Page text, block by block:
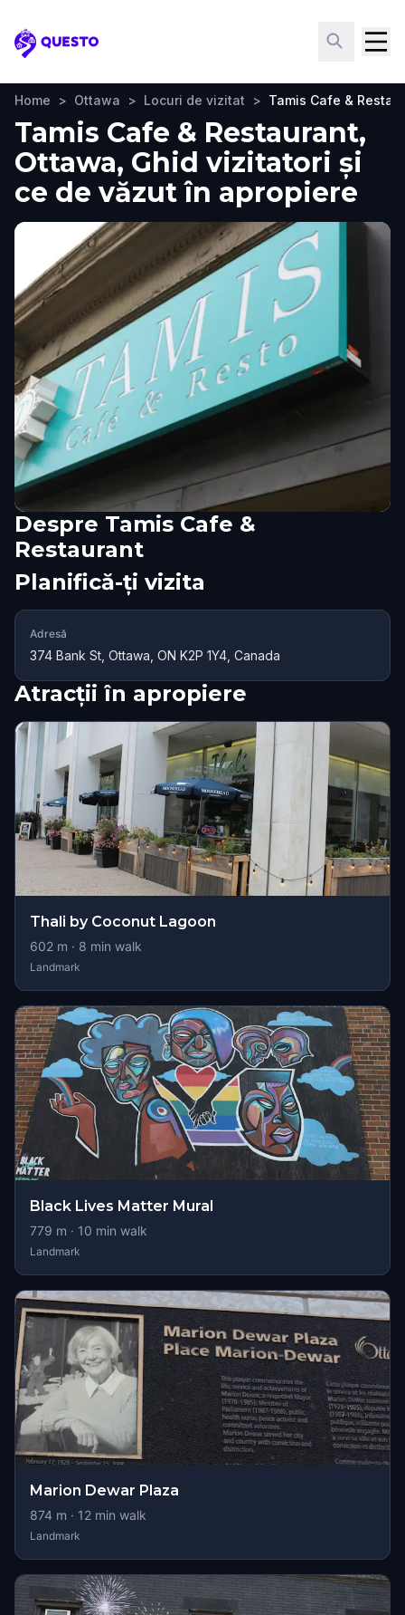
Questo
Home > Ottawa > Locuri de vizitat > Tamis Cafe &
Tamis Cafe & Restaurant,
Ottawa, Ghid vizitatori și
ce de văzut în apropiere
Despre Tamis Cafe &
Restaurant
Planifică-ți vizita
Adresă
374 Bank St, Ottawa, ON K2P 1Y4, Canada
Atracții în apropiere
Thali by Coconut Lagoon
602 m · 8 min walk
Landmark
Black Lives Matter Mural
779 m · 10 min walk
Landmark
Marion Dewar Plaza
874 m · 12 min walk
Landmark